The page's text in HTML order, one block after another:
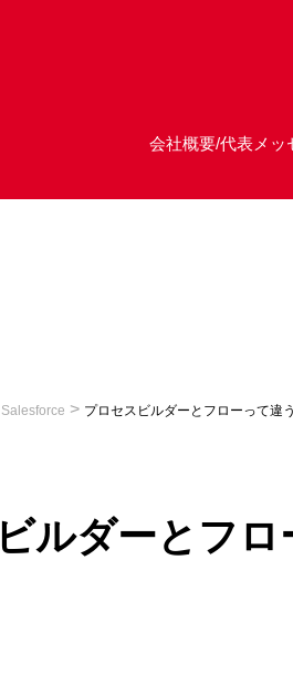
会社概要/代表メッ
Salesforce > プロセスビルダーとフローって違
ルダーとフ